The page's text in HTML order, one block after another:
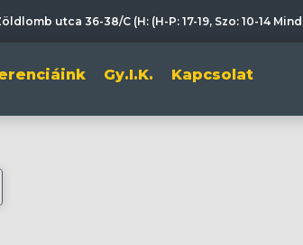
utca 36-38/C (H: (H-P: 17-19, Szo: 10-14
Gy.I.K. Kapcsolat